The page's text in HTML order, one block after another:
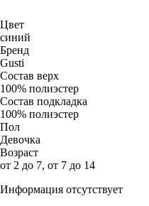
Цвет
синий
Бренд
Gusti
Состав верх
100% полиэстер
Состав подкладка
100% полиэстер
Пол
Девочка
Возраст
от 2 до 7, от 7 до 14
Информация отсутствует